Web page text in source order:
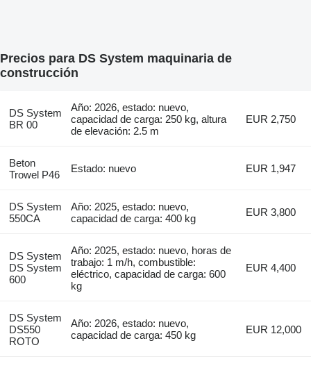
Precios para DS System maquinaria de
construcción
DS System
BR 00
Año: 2026, estado: nuevo,
capacidad de carga: 250 kg, altura
de elevación: 2.5 m
EUR 2,750
Beton
Trowel P46
Estado: nuevo EUR 1,947
DS System
550CA
Año: 2025, estado: nuevo,
capacidad de carga: 400 kg
EUR 3,800
DS System
DS System
600
Año: 2025, estado: nuevo, horas de
trabajo: 1 m/h, combustible:
eléctrico, capacidad de carga: 600
kg
EUR 4,400
DS System
DS550
ROTO
Año: 2026, estado: nuevo,
capacidad de carga: 450 kg
EUR 12,000